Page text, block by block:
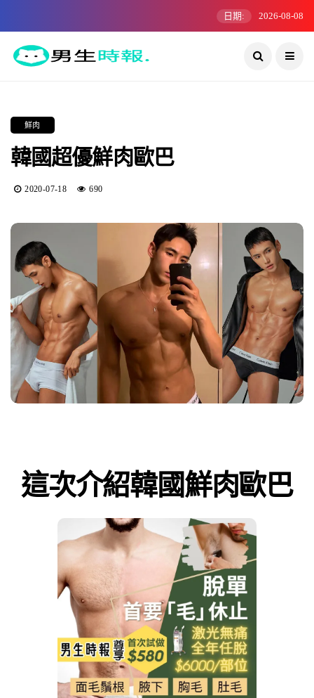
日期: 2026-08-08
鮮肉
韓國超優鮮肉歐巴
2020-07-18 690
這次介紹韓國鮮肉歐巴